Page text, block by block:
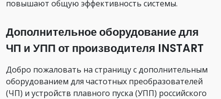
повышают общую эффективность системы.
Дополнительное оборудование для
ЧП и УПП от производителя INSTART
Добро пожаловать на страницу с дополнительным
оборудованием для частотных преобразователей
(ЧП) и устройств плавного пуска (УПП) российского